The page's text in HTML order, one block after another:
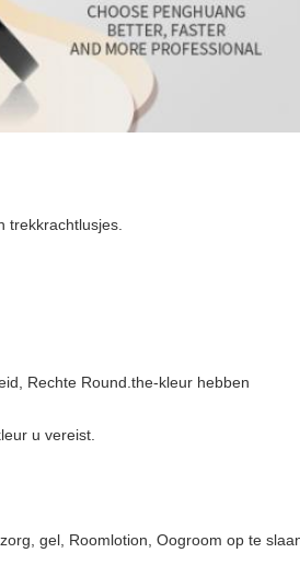
trekkrachtlusjes.
Rechte Round.the-kleur hebben
u vereist.
gel, Roomlotion, Oogroom op te